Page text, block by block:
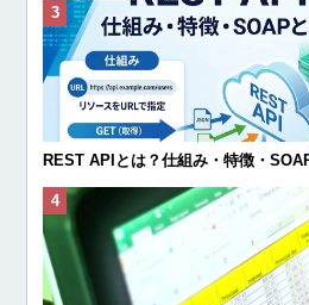
REST APIとは？仕組み・特徴・